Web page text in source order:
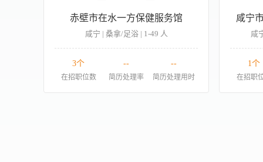
赤壁市在水一方保健服务馆
咸宁 | 桑拿/足浴 | 1-49 人
3个
在招职位数
--
简历处理率
--
简历处理用时
咸宁
咸
1个
在招职